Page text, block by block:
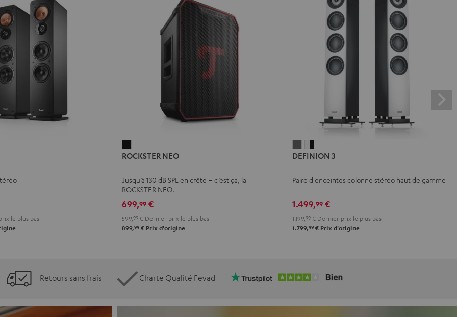
le plus bas
NEO
ROCKSTER NEO
Jusqu’à 130 dB SPL en crête – c’est ça, la
ROCKSTER NEO.
699,99 €
599, 99 € Dernier prix le plus bas
899,99 € Prix d'origine
3
3
/
DEFINION 3
Paire d'enceintes colonne stéréo haut de gamme
1.499,99€
1.199, 99€Dernier prix le plus bas
1.799,99€Prix d'origine
Retours sans frais Charte Qualité Fevad